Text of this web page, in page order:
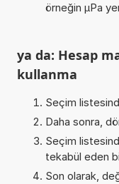
örneğin µPa
ya da: Hesap
kullanma
Seçim
Daha sonra,
Seçim
tekabül eden
Son olarak,